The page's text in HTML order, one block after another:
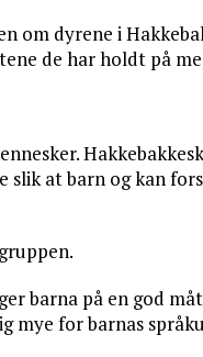
om dyrene i
de har holdt på
slik at barn og kan
barna på en god
mye for barnas